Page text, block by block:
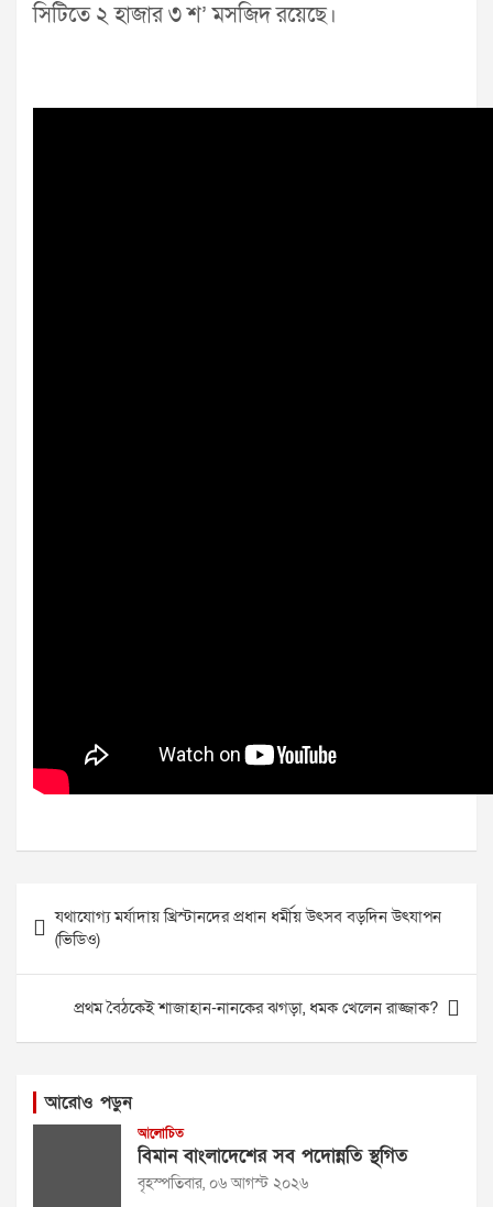
সিটিতে ২ হাজার ৩ শ’ মসজিদ রয়েছে।
navigation
যথাযোগ্য মর্যাদায় খ্রিস্টানদের প্রধান ধর্মীয় উৎসব বড়দিন উৎযাপন
(ভিডিও)
প্রথম বৈঠকেই শাজাহান-নানকের ঝগড়া, ধমক খেলেন রাজ্জাক?
আরোও পড়ুন
আলোচিত
বিমান বাংলাদেশের সব পদোন্নতি স্থগিত
বৃহস্পতিবার, ০৬ আগস্ট ২০২৬